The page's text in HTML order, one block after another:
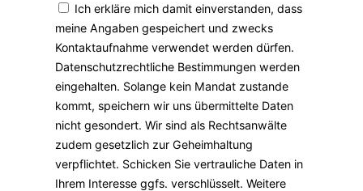
Ich erkläre mich damit einverstanden, dass
meine Angaben gespeichert und zwecks
Kontaktaufnahme verwendet werden dürfen.
Datenschutzrechtliche Bestimmungen werden
eingehalten. Solange kein Mandat zustande
kommt, speichern wir uns übermittelte Daten
nicht gesondert. Wir sind als Rechtsanwälte
zudem gesetzlich zur Geheimhaltung
verpflichtet. Schicken Sie vertrauliche Daten in
Ihrem Interesse ggfs. verschlüsselt. Weitere